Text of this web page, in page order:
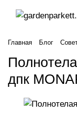
Главная Блог
дпк